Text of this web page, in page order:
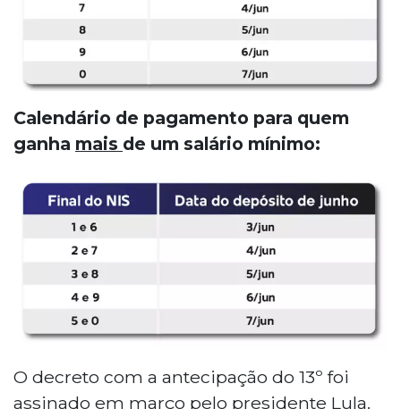
Calendário de pagamento para quem
ganha mais de um salário mínimo:
O decreto com a antecipação do 13º foi
assinado em março pelo presidente Lula.